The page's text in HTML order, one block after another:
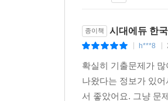
종이책 시대에듀 한
h***8
확실히 기출문제가
나왔다는 정보가 있
서 좋았어요. 그냥 문